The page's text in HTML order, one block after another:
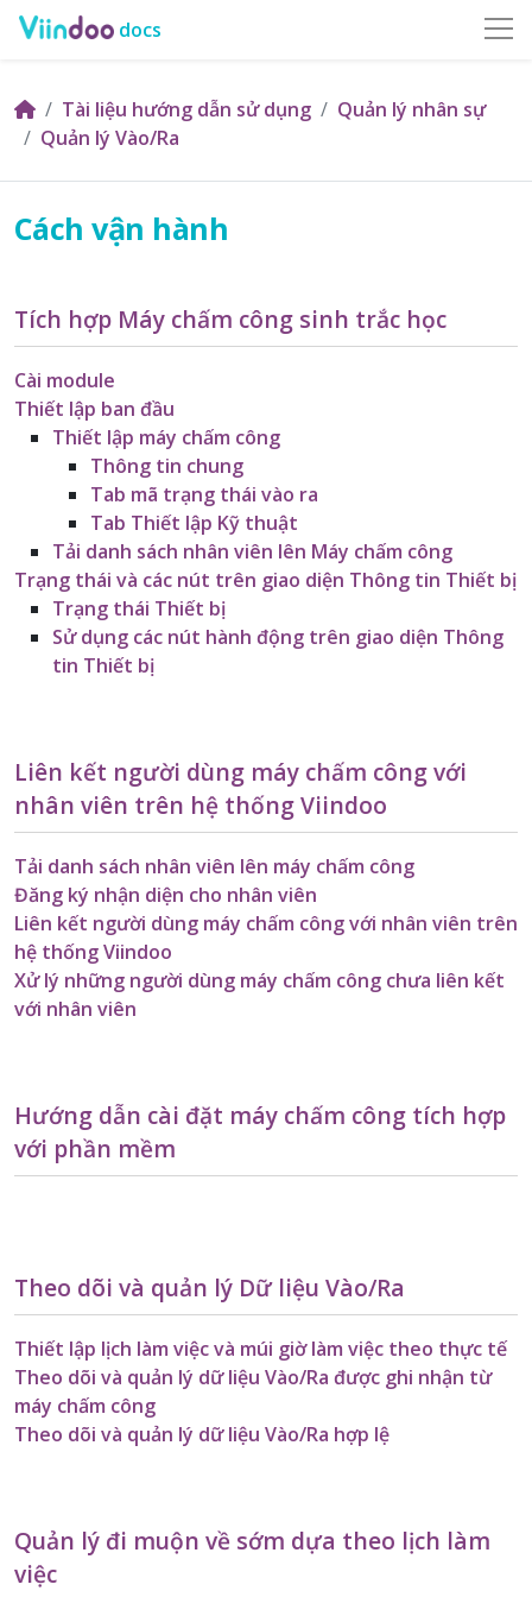
docs
Tài liệu hướng dẫn sử dụng
Quản lý nhân sự
Quản lý Vào/Ra
Cách vận hành
Tích hợp Máy chấm công sinh trắc học
Cài module
Thiết lập ban đầu
Thiết lập máy chấm công
Thông tin chung
Tab mã trạng thái vào ra
Tab Thiết lập Kỹ thuật
Tải danh sách nhân viên lên Máy chấm công
Trạng thái và các nút trên giao diện Thông tin Thiết bị
Trạng thái Thiết bị
Sử dụng các nút hành động trên giao diện Thông
tin Thiết bị
Liên kết người dùng máy chấm công với
nhân viên trên hệ thống Viindoo
Tải danh sách nhân viên lên máy chấm công
Đăng ký nhận diện cho nhân viên
Liên kết người dùng máy chấm công với nhân viên trên
hệ thống Viindoo
Xử lý những người dùng máy chấm công chưa liên kết
với nhân viên
Hướng dẫn cài đặt máy chấm công tích hợp
với phần mềm
Theo dõi và quản lý Dữ liệu Vào/Ra
Thiết lập lịch làm việc và múi giờ làm việc theo thực tế
Theo dõi và quản lý dữ liệu Vào/Ra được ghi nhận từ
máy chấm công
Theo dõi và quản lý dữ liệu Vào/Ra hợp lệ
Quản lý đi muộn về sớm dựa theo lịch làm
việc